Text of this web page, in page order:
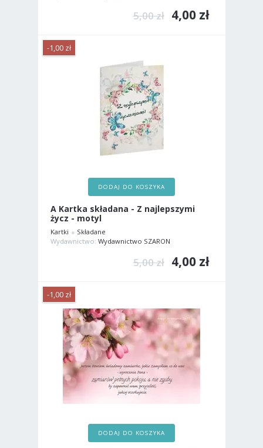
5,00 zł 4,00 zł
-1,00 zł
DODAJ DO KOSZYKA
A Kartka składana - Z najlepszymi
życz - motyl
Kartki
Składane
Wydawnictwo: Wydawnictwo SZARON
5,00 zł 4,00 zł
-1,00 zł
DODAJ DO KOSZYKA